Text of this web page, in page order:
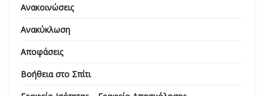
Ανακοινώσεις
Ανακύκλωση
Αποφάσεις
Βοήθεια στο Σπίτι